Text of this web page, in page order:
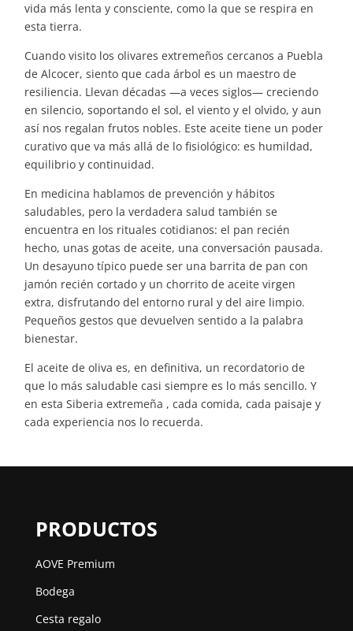
vida más lenta y consciente, como la que se respira en
esta tierra.
Cuando visito los olivares extremeños cercanos a Puebla
de Alcocer, siento que cada árbol es un maestro de
resiliencia. Llevan décadas —a veces siglos— creciendo
en silencio, soportando el sol, el viento y el olvido, y aun
así nos regalan frutos nobles. Este aceite tiene un poder
curativo que va más allá de lo fisiológico: es humildad,
equilibrio y continuidad.
En medicina hablamos de prevención y hábitos
saludables, pero la verdadera salud también se
encuentra en los rituales cotidianos: el pan recién
hecho, unas gotas de aceite, una conversación pausada.
Un desayuno típico puede ser una barrita de pan con
jamón recién cortado y un chorrito de aceite virgen
extra, disfrutando del entorno rural y del aire limpio.
Pequeños gestos que devuelven sentido a la palabra
bienestar.
El aceite de oliva es, en definitiva, un recordatorio de
que lo más saludable casi siempre es lo más sencillo. Y
en esta Siberia extremeña , cada comida, cada paisaje y
cada experiencia nos lo recuerda.
PRODUCTOS
AOVE Premium
Bodega
Cesta regalo